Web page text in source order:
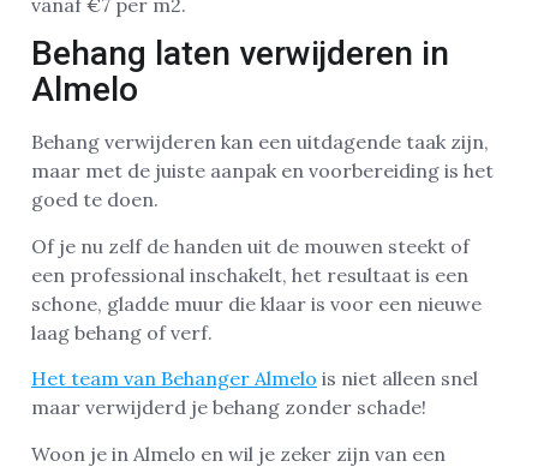
vanaf €7 per m2.
Behang laten verwijderen in
Almelo
Behang verwijderen kan een uitdagende taak zijn,
maar met de juiste aanpak en voorbereiding is het
goed te doen.
Of je nu zelf de handen uit de mouwen steekt of
een professional inschakelt, het resultaat is een
schone, gladde muur die klaar is voor een nieuwe
laag behang of verf.
Het team van Behanger Almelo is niet alleen snel
maar verwijderd je behang zonder schade!
Woon je in Almelo en wil je zeker zijn van een